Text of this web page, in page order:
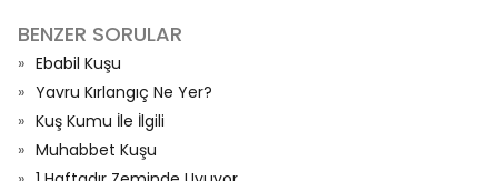
BENZER SORULAR
Ebabil Kuşu
Yavru Kırlangıç Ne Yer?
Kuş Kumu İle İlgili
Muhabbet Kuşu